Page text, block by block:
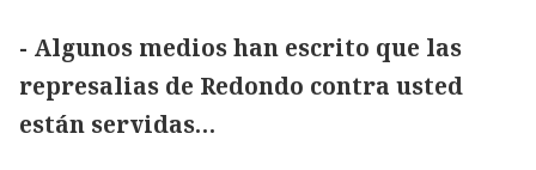
- Algunos medios han escrito que las
represalias de Redondo contra usted
están servidas…